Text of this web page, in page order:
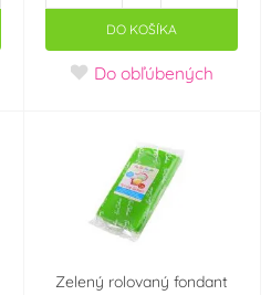
DO KOŠÍKA
Do obľúbených
Zelený rolovaný fondant